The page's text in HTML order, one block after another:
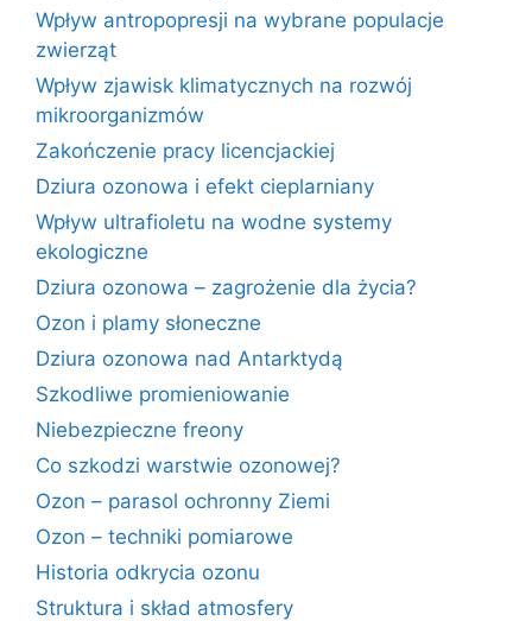
Wpływ antropopresji na wybrane populacje
zwierząt
Wpływ zjawisk klimatycznych na rozwój
mikroorganizmów
Zakończenie pracy licencjackiej
Dziura ozonowa i efekt cieplarniany
Wpływ ultrafioletu na wodne systemy
ekologiczne
Dziura ozonowa – zagrożenie dla życia?
Ozon i plamy słoneczne
Dziura ozonowa nad Antarktydą
Szkodliwe promieniowanie
Niebezpieczne freony
Co szkodzi warstwie ozonowej?
Ozon – parasol ochronny Ziemi
Ozon – techniki pomiarowe
Historia odkrycia ozonu
Struktura i skład atmosfery